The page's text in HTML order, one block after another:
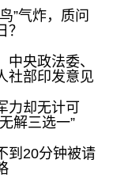
”气炸，质问
央政法委、
社部印发意见
力却无计可
解三选一”
到20分钟被请